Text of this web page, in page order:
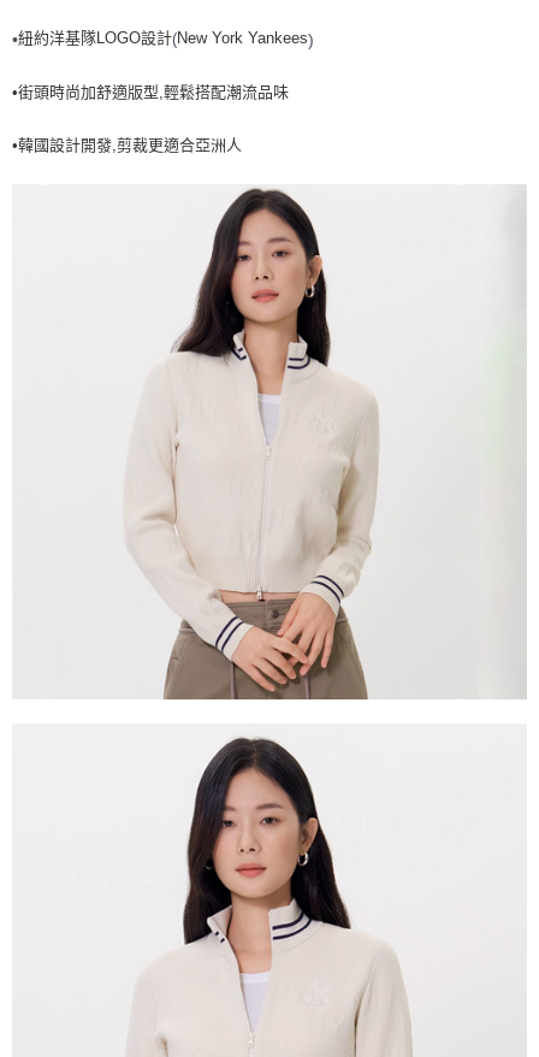
每筆NT$60，滿NT$499(含以上)免運費
7-11取貨<不支援離島取退>
每筆NT$80，滿NT$699(含以上)免運費
•紐約洋基隊LOGO設計(New York Yankees)
•街頭時尚加舒適版型,輕鬆搭配潮流品味
•韓國設計開發,剪裁更適合亞洲人